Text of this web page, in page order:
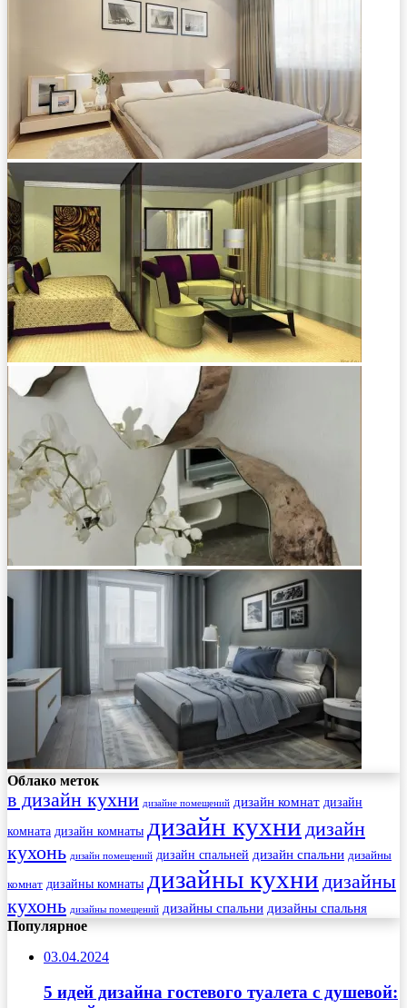
Облако меток
в дизайн кухни дизайне помещений дизайн комнат дизайн
комната дизайн комнаты дизайн кухни дизайн
кухонь дизайн помещений дизайн спальней дизайн спальни дизайны
комнат дизайны комнаты дизайны кухни дизайны
кухонь дизайны помещений дизайны спальни дизайны спальня
Популярное
03.04.2024
5 идей дизайна гостевого туалета с душевой: